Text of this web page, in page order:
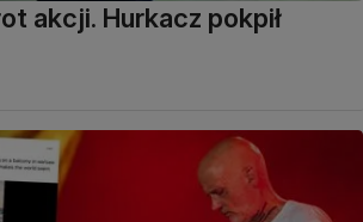
akcji. Hurkacz pokpił